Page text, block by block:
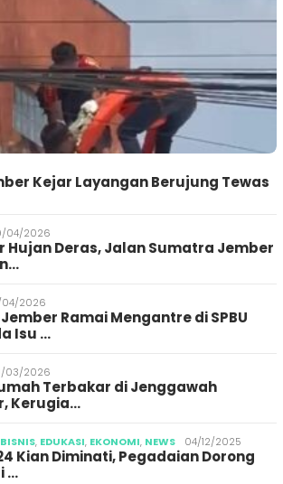
Kejar Layangan Berujung Tewas
04/2026
Hujan Deras, Jalan Sumatra Jember
04/2026
Ramai Mengantre di SPBU
Isu …
03/2026
Terbakar di Jenggawah
Kerugia…
BISNIS, EDUKASI, EKONOMI, NEWS 04/12/2025
Kian Diminati, Pegadaian Dorong
…